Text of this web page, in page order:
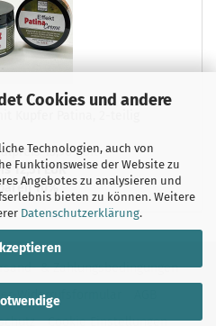
Cookies und andere
Technologien, auch von
Funktionsweise der Website zu
Angebotes zu analysieren und
bieten zu können. Weitere
Datenschutzerklärung.
Kupfer Patina, 2-teilig
13,90 EUR
12,51 EUR
10%
& Zahlungsbedingungen
Widerrufsformular
Cookie Einstellungen